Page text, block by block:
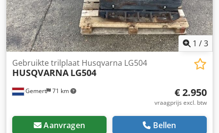
1 /3
Gemert 71 km
Gebruikte trilplaat Husqvarna LG504
HUSQVARNA LG504
€ 2.950
vraagprijs excl. btw
Aanvragen Bellen